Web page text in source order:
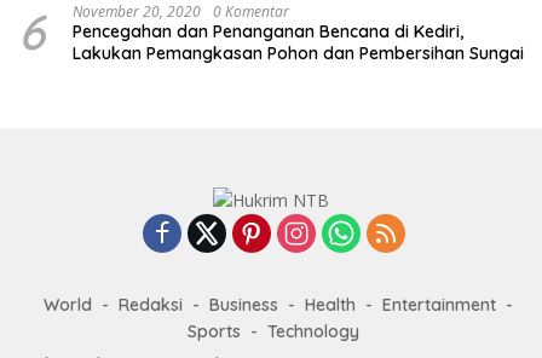
6 November 20, 2020 0 Komentar
Pencegahan dan Penanganan Bencana di Kediri,
Lakukan Pemangkasan Pohon dan Pembersihan Sungai
World Redaksi Business Health
Entertainment
Sports
Technology